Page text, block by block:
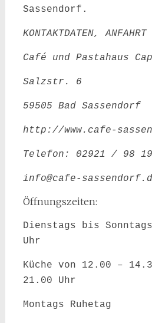
Sassendorf.
KONTAKTDATEN,
Café und Pastahaus
Salzstr. 6
59505 Bad Sassendorf
http://www.cafe-
Telefon: 02921 / 98
info@cafe-
Öffnungszeiten:
Dienstags bis
Uhr
Küche von 12.00 –
21.00 Uhr
Montags Ruhetag